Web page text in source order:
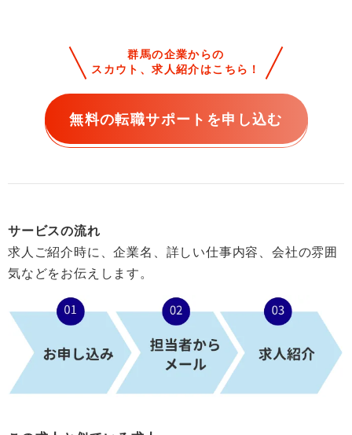
群馬の企業からの
スカウト、求人紹介はこちら！
無料の転職サポートを申し込む
サービスの流れ
求人ご紹介時に、企業名、詳しい仕事内容、会社の雰囲
気などをお伝えします。